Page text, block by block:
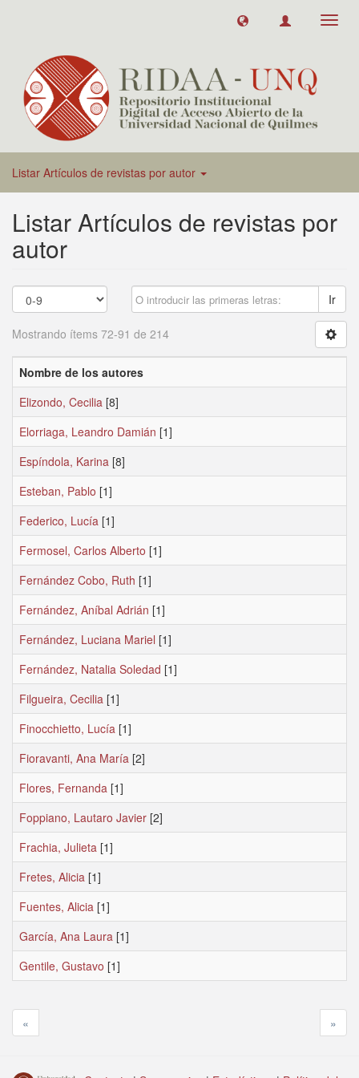
Listar Artículos de revistas por autor
Listar Artículos de revistas por
autor
Ir
Mostrando ítems 72-91 de 214
Nombre de los autores
Elizondo, Cecilia [8]
Elorriaga, Leandro Damián [1]
Espíndola, Karina [8]
Esteban, Pablo [1]
Federico, Lucía [1]
Fermosel, Carlos Alberto [1]
Fernández Cobo, Ruth [1]
Fernández, Aníbal Adrián [1]
Fernández, Luciana Mariel [1]
Fernández, Natalia Soledad [1]
Filgueira, Cecilia [1]
Finocchietto, Lucía [1]
Fioravanti, Ana María [2]
Flores, Fernanda [1]
Foppiano, Lautaro Javier [2]
Frachia, Julieta [1]
Fretes, Alicia [1]
Fuentes, Alicia [1]
García, Ana Laura [1]
Gentile, Gustavo [1]
« »